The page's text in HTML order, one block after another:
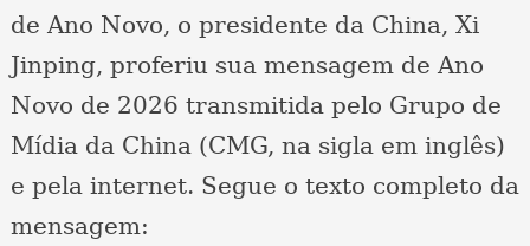
de Ano Novo, o presidente da China, Xi
Jinping, proferiu sua mensagem de Ano
Novo de 2026 transmitida pelo Grupo de
Mídia da China (CMG, na sigla em inglês)
e pela internet. Segue o texto completo da
mensagem: